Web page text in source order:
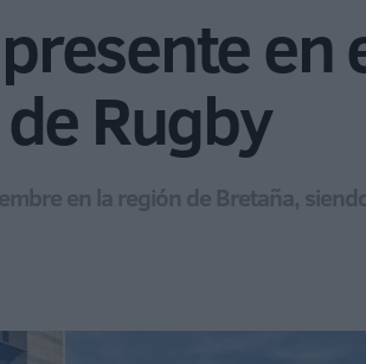
en
Rugby
en la región de Bretaña,